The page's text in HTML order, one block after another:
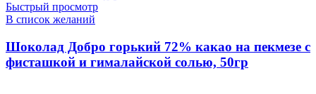
Быстрый просмотр
В список желаний
Шоколад Добро горький 72% какао на пекмезе с
фисташкой и гималайской солью, 50гр